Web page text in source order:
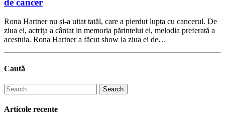
Rona Hartner nu și-a uitat tatăl, care a pierdut lupta cu cancerul. De
ziua ei, actrița a cântat in memoria părintelui ei, melodia preferată a
acestuia. Rona Hartner a făcut show la ziua ei de…
Caută
Search
for:
Articole recente